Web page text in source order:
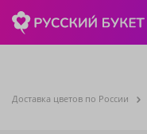
Доставка цветов по России